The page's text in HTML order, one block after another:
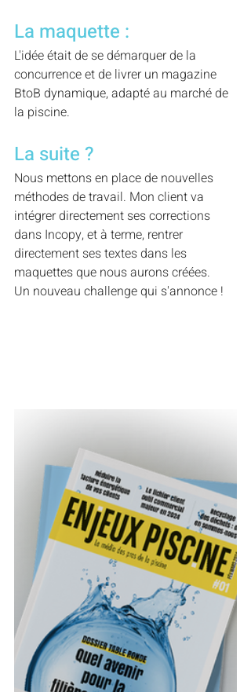
La maquette :
L'idée était de se démarquer de la
concurrence et de livrer un magazine
BtoB dynamique, adapté au marché de
la piscine.
La suite ?
Nous mettons en place de nouvelles
méthodes de travail. Mon client va
intégrer directement ses corrections
dans Incopy, et à terme, rentrer
directement ses textes dans les
maquettes que nous aurons créées.
Un nouveau challenge qui s'annonce !